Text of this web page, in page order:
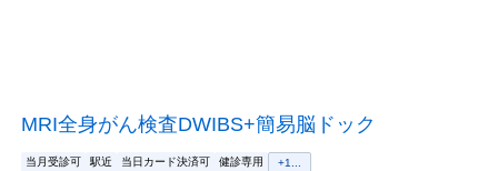
MRI全身がん検査DWIBS+簡易脳ドック
当月受診可 駅近 当日カード決済可 健診専用 +1...